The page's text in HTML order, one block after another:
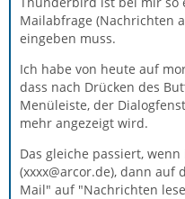
Mailabfrage (Nachrichten
eingeben muss.
Ich habe von heute auf
dass nach Drücken des
Menüleiste, der
mehr angezeigt wird.
Das gleiche passiert,
(xxxx@arcor.de), dann auf
Mail" auf "Nachrichten